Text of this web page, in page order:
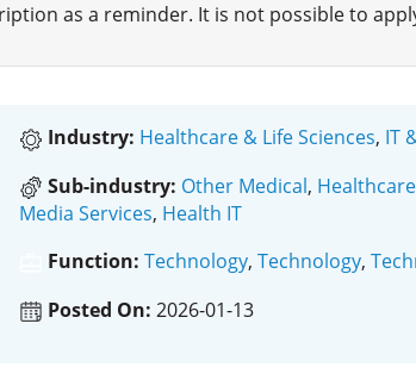
as a reminder. It is not possible to
Industry: Healthcare & Life Sciences, IT
Sub-industry: Other Medical,
Media Services, Health IT
Function:Technology,Technology,
Posted On:2026-01-13